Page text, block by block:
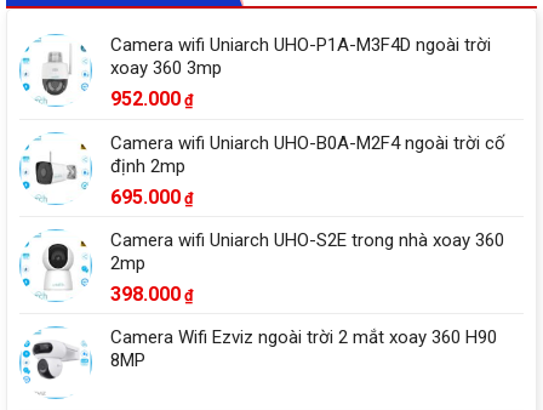
Camera wifi Uniarch UHO-P1A-M3F4D ngoài trời
xoay 360 3mp
952.000 ₫
Camera wifi Uniarch UHO-B0A-M2F4 ngoài trời cố
định 2mp
695.000 ₫
Camera wifi Uniarch UHO-S2E trong nhà xoay 360
2mp
398.000 ₫
Camera Wifi Ezviz ngoài trời 2 mắt xoay 360 H90
8MP